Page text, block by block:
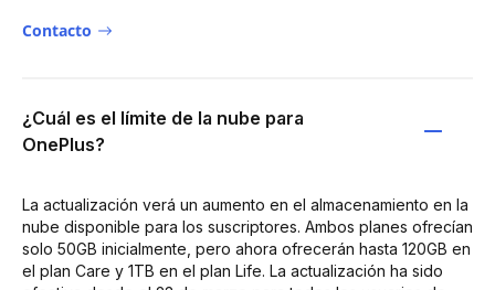
Contacto
¿Cuál es el límite de la nube para
OnePlus?
La actualización verá un aumento en el almacenamiento en la
nube disponible para los suscriptores. Ambos planes ofrecían
solo 50GB inicialmente, pero ahora ofrecerán hasta 120GB en
el plan Care y 1TB en el plan Life. La actualización ha sido